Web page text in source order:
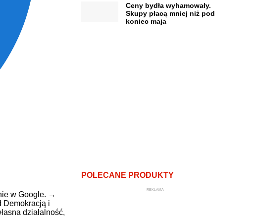
w Google. →
Demokracją i
działalność,
Ceny bydła wyhamowały.
Skupy płacą mniej niż pod
koniec maja
POLECANE PRODUKTY
REKLAMA